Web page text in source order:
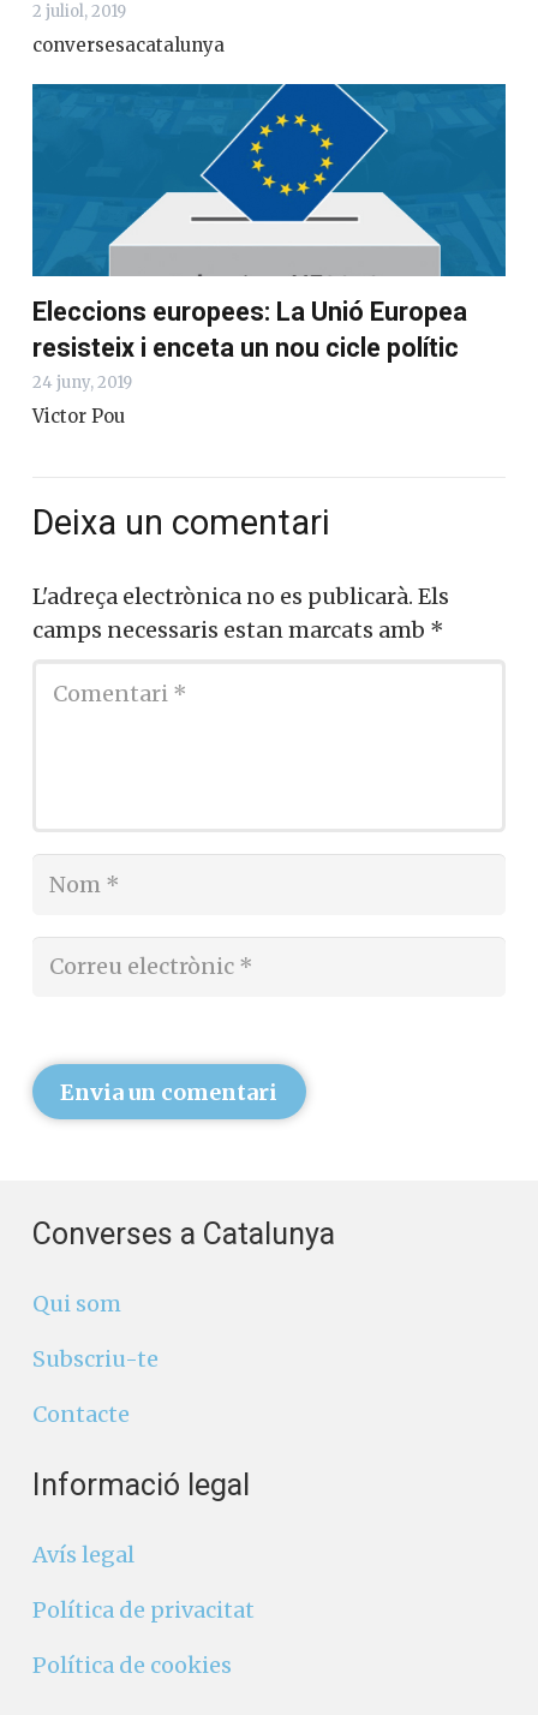
Independentistes: el risc de
conversesacatalunya
resisteix i enceta un nou cicle polític
24 juny, 2019
Deixa un comentari
Envia un comentari
Contacte